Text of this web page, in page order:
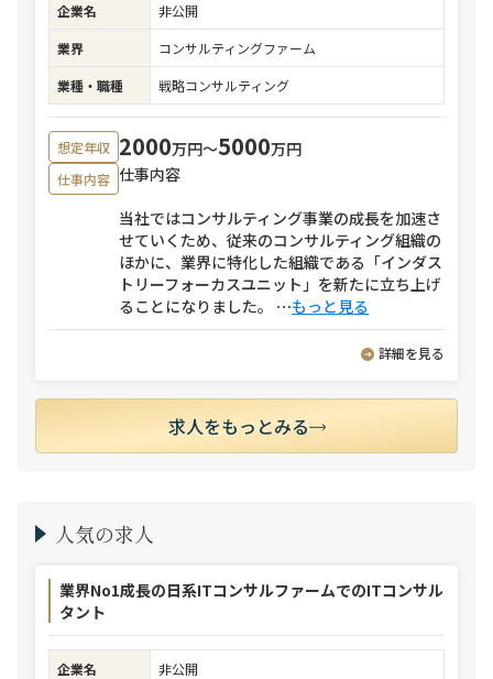
企業名
非公開
業界
コンサルティングファーム
業種・職種
戦略コンサルティング
想定年収 2000万円〜5000万円
仕事内容 仕事内容
当社ではコンサルティング事業の成長を加速さ
せていくため、従来のコンサルティング組織の
ほかに、業界に特化した組織である「インダス
トリーフォーカスユニット」を新たに立ち上げ
ることになりました。 ⋯もっと見る
詳細を見る
求人をもっとみる
人気の求人
業界No1成長の日系ITコンサルファームでのITコンサル
タント
企業名
非公開